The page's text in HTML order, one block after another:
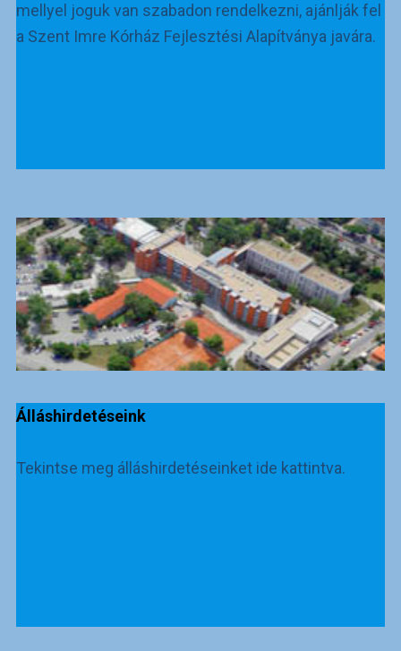
mellyel joguk van szabadon rendelkezni, ajánlják fel
a Szent Imre Kórház Fejlesztési Alapítványa javára.
Álláshirdetéseink
Tekintse meg álláshirdetéseinket ide kattintva.